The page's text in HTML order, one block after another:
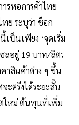
รหอการค้าไทย
ย ระบุว่า ช็อก
เป็นเพียง ‘จุดเริ่ม
ลอยู่ 19 บาท/ลิตร
าสินค้าต่าง ๆ ขึ้น
ะตรึงได้ระยะสั้น
ตใหม่ ต้นทุนที่เพิ่ม